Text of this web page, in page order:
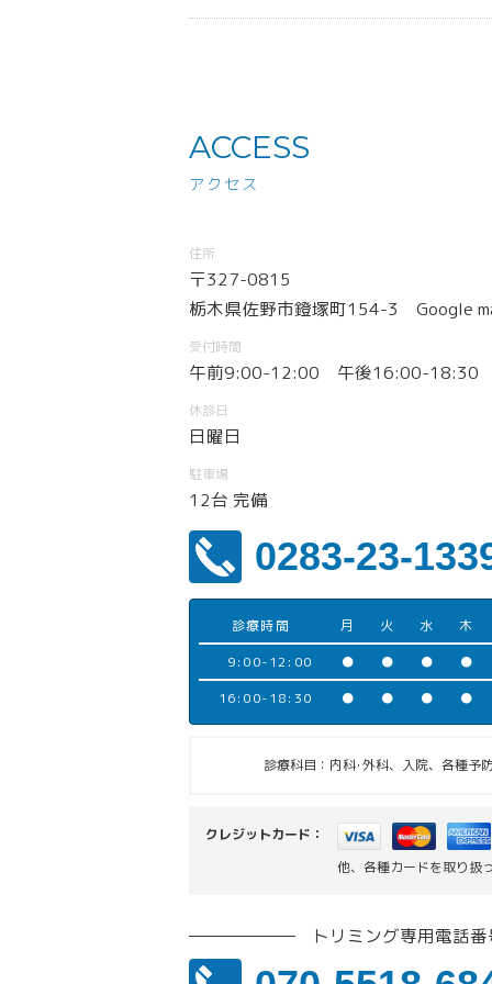
ACCESS
アクセス
住所
〒327-0815
栃木県佐野市鐙塚町154-3 Google
受付時間
午前9:00-12:00 午後16:00-18:30
休診日
日曜日
駐車場
12台 完備
0283-23-
診療時間 月 火 水
木
9:00-12:00
● ● ●
●
16:00-18:30
● ● ● ●
診療科目：内科･外科、入院、各種予
クレジットカード：
他、各種カードを取り扱
トリミング専用電話